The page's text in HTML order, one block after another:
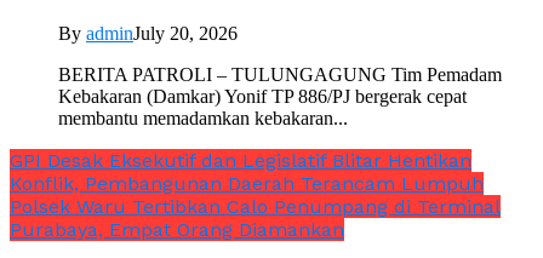
By adminJuly 20, 2026
BERITA PATROLI – TULUNGAGUNG Tim Pemadam
Kebakaran (Damkar) Yonif TP 886/PJ bergerak cepat
membantu memadamkan kebakaran...
GPI Desak Eksekutif dan Legislatif Blitar Hentikan
Konflik, Pembangunan Daerah Terancam Lumpuh
Polsek Waru Tertibkan Calo Penumpang di Terminal
Purabaya, Empat Orang Diamankan